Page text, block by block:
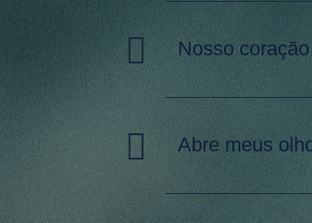
Tocador
áudio
Nosso
Tocador
de
áudio
Abre meus